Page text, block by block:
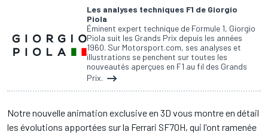
Les analyses techniques F1 de Giorgio
Piola
Éminent expert technique de Formule 1, Giorgio
Piola suit les Grands Prix depuis les années
1960. Sur Motorsport.com, ses analyses et
illustrations se penchent sur toutes les
nouveautés aperçues en F1 au fil des Grands
Prix.
Notre nouvelle animation exclusive en 3D vous montre en détail
les évolutions apportées sur la Ferrari SF70H, qui l'ont ramenée